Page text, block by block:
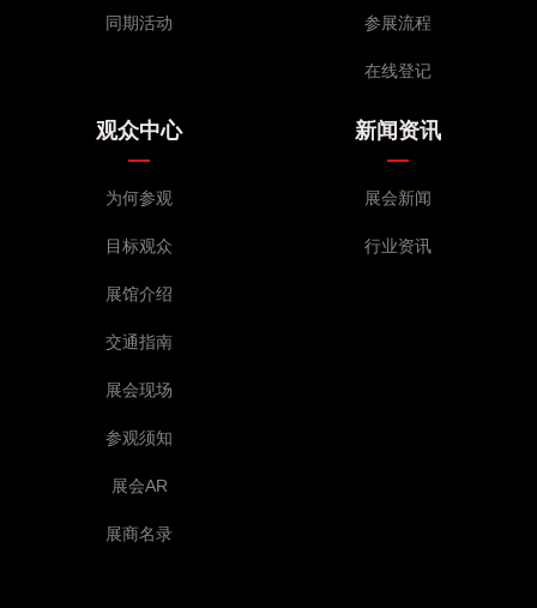
同期活动 参展流程
在线登记
观众中心
为何参观
目标观众
展馆介绍
交通指南
展会现场
参观须知
展会AR
展商名录
新闻资讯
展会新闻
行业资讯